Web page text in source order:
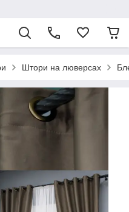
Штори на люверсах